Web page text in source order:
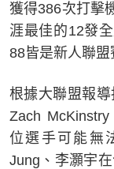
獲得386次打擊
涯最佳的12發
88皆是新人聯盟
根據大聯盟報
Zach
位選手可能無
Jung、李灝宇